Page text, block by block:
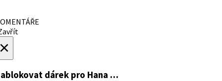
dárek pro Hana …